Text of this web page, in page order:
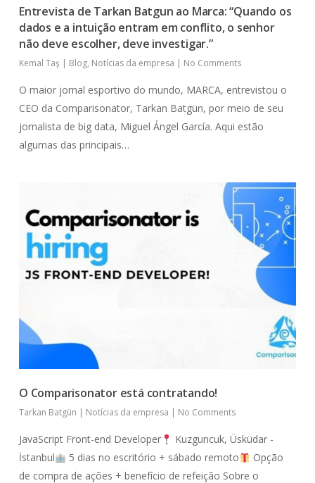
Entrevista de Tarkan Batgun ao Marca: “Quando os
dados e a intuição entram em conflito, o senhor
não deve escolher, deve investigar.”
Kemal Taş | Blog, Notícias da empresa | No Comments
O maior jornal esportivo do mundo, MARCA, entrevistou o
CEO da Comparisonator, Tarkan Batgün, por meio de seu
jornalista de big data, Miguel Ángel García. Aqui estão
algumas das principais…
O Comparisonator está contratando!
Tarkan Batgün | Notícias da empresa | No Comments
JavaScript Front-end Developer
Kuzguncuk, Üsküdar -
İstanbul
5 dias no escritório + sábado remoto
Opção
de compra de ações + benefício de refeição Sobre o